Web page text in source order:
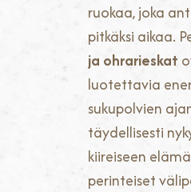
ruokaa, joka
pitkäksi aikaa.
ja ohrarieskat
luotettavia
sukupolvien
täydellisesti
kiireiseen
perinteiset